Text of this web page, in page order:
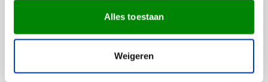
Alles toestaan
Weigeren
Benieuwd hoe jouw logo eruit ziet op deze BIC® Stylus
Balpen? Vraag een gratis digitaal voorbeeld aan
voordat je bestelt. Zo weet je precies wat je kunt
bedrukking? Neem contact met ons op - we denken
graag met je mee om het perfecte eindresultaat te
Lees meer